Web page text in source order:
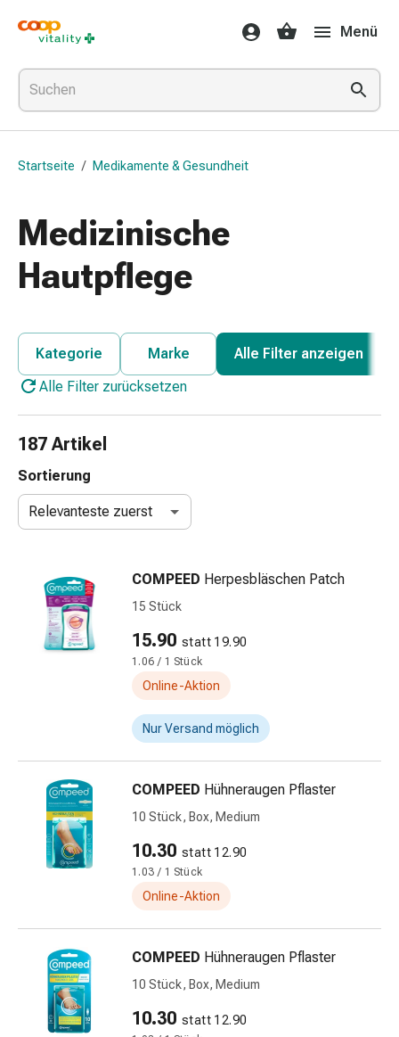
Medikamente
&
Gesundheit
Grippe
&
Erkältung
Grippe-
Erkältung
Medikamente
Halsschmerzen
Husten
Inhalationsgeräte
Zubehör
Wund-
&
Brandversorgung
Kompressen
Fingerverbände
Gazen
Kompressionsbinden
Pflaster
Tapes
Schlauch-
Verbandsmaterial
Verbrennungen
Sets
Wundauflagen
Wundbehandlung
Wundsprays
Menü
Startseite / Medikamente & Gesundheit
Medizinische
Hautpflege
Kategorie Marke
Alle Filter anzeigen
Alle Filter zurücksetzen
187 Artikel
Sortierung
Relevanteste zuerst
COMPEED Herpesbläschen Patch
15 Stück
15.90 statt 19.90
1.06 / 1 Stück
Online-Aktion
Nur Versand möglich
COMPEED Hühneraugen Pflaster
10 Stück, Box, Medium
10.30 statt 12.90
1.03 / 1 Stück
Online-Aktion
COMPEED Hühneraugen Pflaster
10 Stück, Box, Medium
10.30 statt 12.90